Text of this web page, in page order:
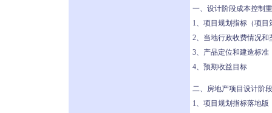
一、设计阶段成本控制
1、项目规划指标（项目
2、当地行政收费情况
3、产品定位和建造标准
4、预期收益目标
二、房地产项目设计阶
1、项目规划指标落地版